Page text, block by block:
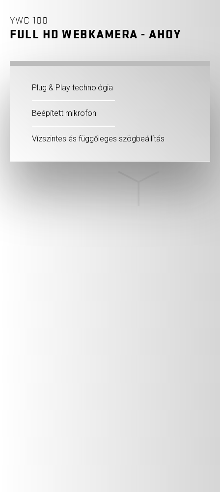
YWC 100
FULL HD WEBKAMERA - AHOY
Plug & Play technológia
Beépített mikrofon
Vízszintes és függőleges szögbeállítás